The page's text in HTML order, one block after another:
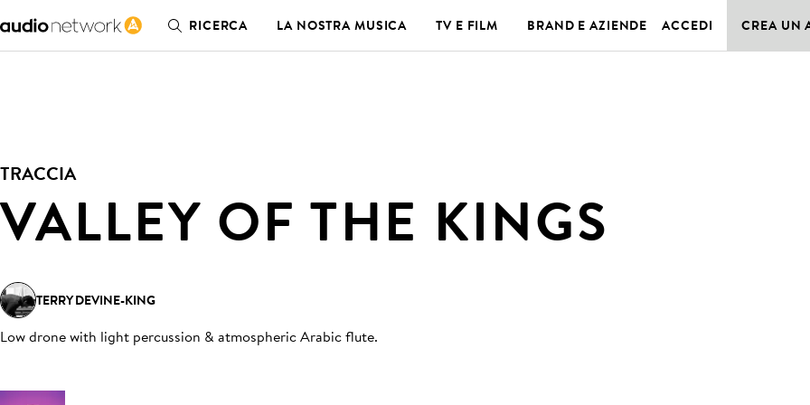
RICERCA LA NOSTRA MUSICA TV E FILM BRAND E AZIENDE ACCEDI CREA UN
TRACCIA
VALLEY OF THE KINGS
TERRY DEVINE-KING
Low drone with light percussion & atmospheric Arabic flute.